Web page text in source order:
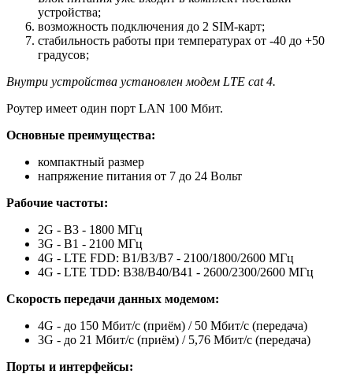
устройства;
возможность подключения до 2 SIM-карт;
стабильность работы при температурах от -40 до +50
градусов;
Внутри устройства установлен модем LTE cat 4.
Роутер имеет один порт LAN 100 Мбит.
Основные преимущества:
компактный размер
напряжение питания от 7 до 24 Вольт
Рабочие частоты:
2G - B3 - 1800 МГц
3G - B1 - 2100 МГц
4G - LTE FDD: B1/B3/B7 - 2100/1800/2600 МГц
4G - LTE TDD: B38/B40/B41 - 2600/2300/2600 МГц
Скорость передачи данных модемом:
4G - до 150 Мбит/с (приём) / 50 Мбит/с (передача)
3G - до 21 Мбит/с (приём) / 5,76 Мбит/с (передача)
Порты и интерфейсы: